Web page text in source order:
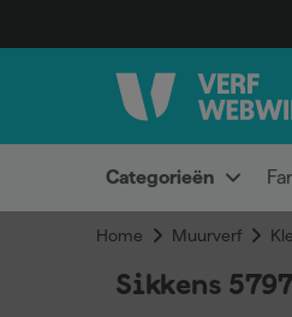
Categorieën
Home Muurverf
Sikkens